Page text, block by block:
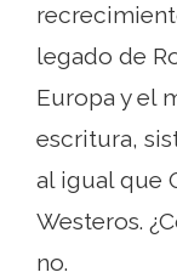
legado de
Europa y el
escritura,
al igual que
Westeros.
no.